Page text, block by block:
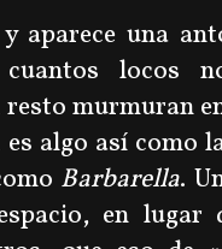
aparece una
locos
murmuran
algo así como
Barbarella.
en lugar